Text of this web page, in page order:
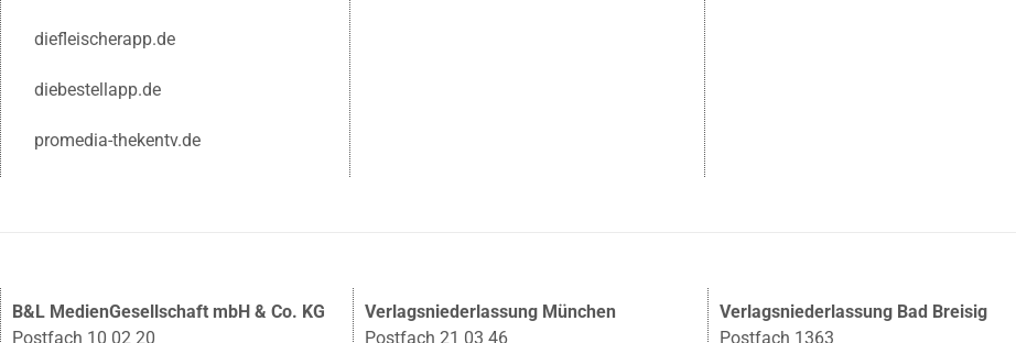
diefleischerapp.de
diebestellapp.de
promedia-thekentv.de
B&L MedienGesellschaft mbH & Co. KG
Postfach 10 02 20
Verlagsniederlassung München
Postfach 21 03 46
Verlagsniederlassung Bad Breisig
Postfach 1363